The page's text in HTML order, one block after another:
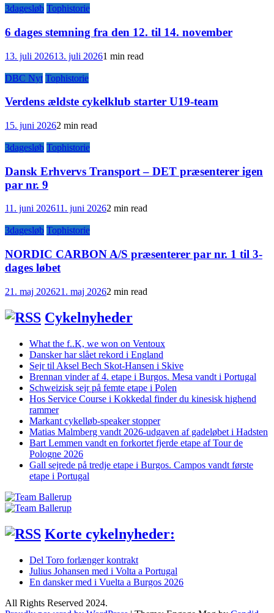
3dagesløb Tophistorie
6 dages stemning fra den 12. til 14. november
13. juli 202613. juli 20261 min read
DBC Nyt Tophistorie
Verdens ældste cykelklub starter U19-team
15. juni 20262 min read
3dagesløb Tophistorie
Dansk Erhvervs Transport – DET præsenterer igen
par nr. 9
11. juni 202611. juni 20262 min read
3dagesløb Tophistorie
NORDIC CARBON A/S præsenterer par nr. 1 til 3-
dages løbet
21. maj 202621. maj 20262 min read
Cykelnyheder
What the f..K, we won on Ventoux
Dansker har slået rekord i England
Sejr til Aksel Bech Skot-Hansen i Skive
Brennan vinder af 4. etape i Burgos. Mesa vandt i Portugal
Schweizisk sejr på femte etape i Polen
Hos Service Course i Kokkedal finder du kinesisk highend
rammer
Markant cykelløb-speaker stopper
Matias Malmberg vandt 2026-udgaven af gadeløbet i Hadsten
Bart Lemmen vandt en forkortet fjerde etape af Tour de
Pologne 2026
Gall sejrede på tredje etape i Burgos. Campos vandt første
etape i Portugal
Korte cykelnyheder:
Del Toro forlænger kontrakt
Julius Johansen med i Volta a Portugal
En dansker med i Vuelta a Burgos 2026
All Rights Reserved 2024.